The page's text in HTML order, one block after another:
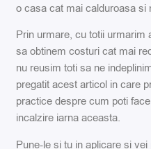
o casa cat mai calduroasa si
Prin urmare, cu totii urmarim
sa obtinem costuri cat mai
nu reusim toti sa ne
pregatit acest articol in care
practice despre cum poti
incalzire iarna aceasta.
Pune-le si tu in aplicare si